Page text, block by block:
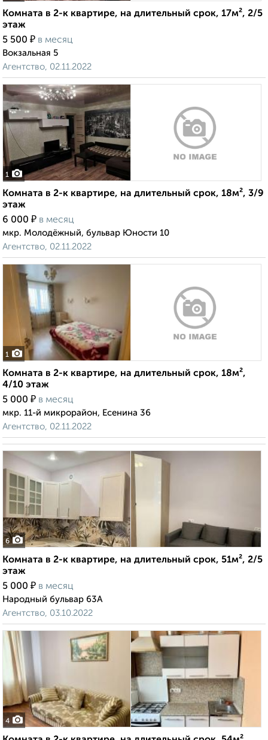
Комната в 2-к квартире, на длительный срок, 17м², 2/5
этаж
5 500 ₽ в месяц
Вокзальная 5
Агентство, 02.11.2022
1
Комната в 2-к квартире, на длительный срок, 18м², 3/9
этаж
6 000 ₽ в месяц
мкр. Молодёжный, бульвар Юности 10
Агентство, 02.11.2022
1
Комната в 2-к квартире, на длительный срок, 18м²,
4/10 этаж
5 000 ₽ в месяц
мкр. 11-й микрорайон, Есенина 36
Агентство, 02.11.2022
6
Комната в 2-к квартире, на длительный срок, 51м², 2/5
этаж
5 000 ₽ в месяц
Народный бульвар 63А
Агентство, 03.10.2022
4